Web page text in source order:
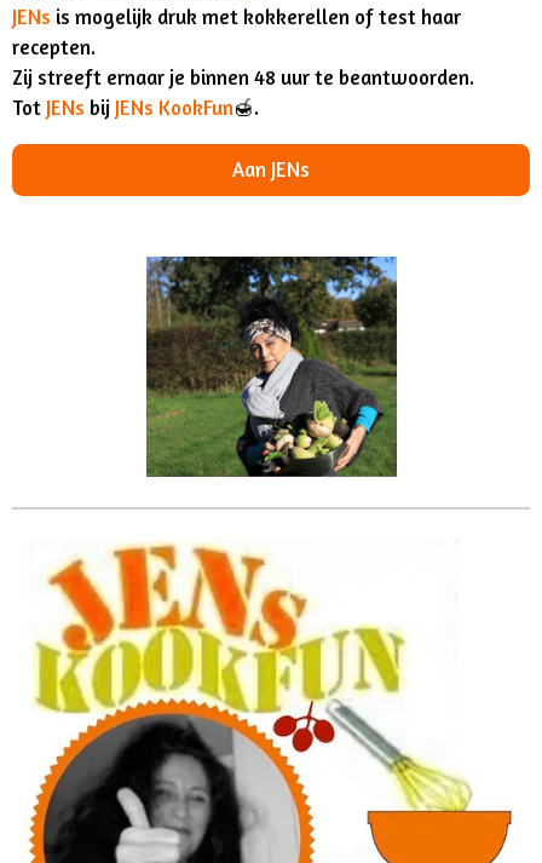
JENs is mogelijk druk met kokkerellen of test haar
recepten.
Zij streeft ernaar je binnen 48 uur te beantwoorden.
Tot JENs bij JENs KookFun🍯.
Aan JENs